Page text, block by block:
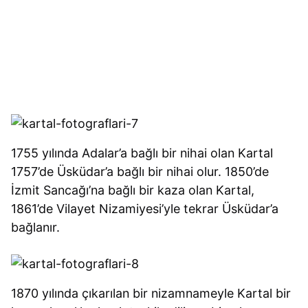
1755 yılında Adalar’a bağlı bir nihai olan Kartal
1757’de Üsküdar’a bağlı bir nihai olur. 1850’de
İzmit Sancağı’na bağlı bir kaza olan Kartal,
1861’de Vilayet Nizamiyesi’yle tekrar Üsküdar’a
bağlanır.
1870 yılında çıkarılan bir nizamnameyle Kartal bir